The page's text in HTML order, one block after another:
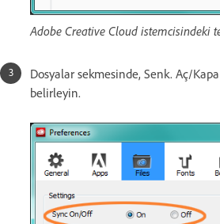
Adobe Creative Cloud istemcisindeki
Dosyalar sekmesinde, Senk. Aç/Kapa
belirleyin.